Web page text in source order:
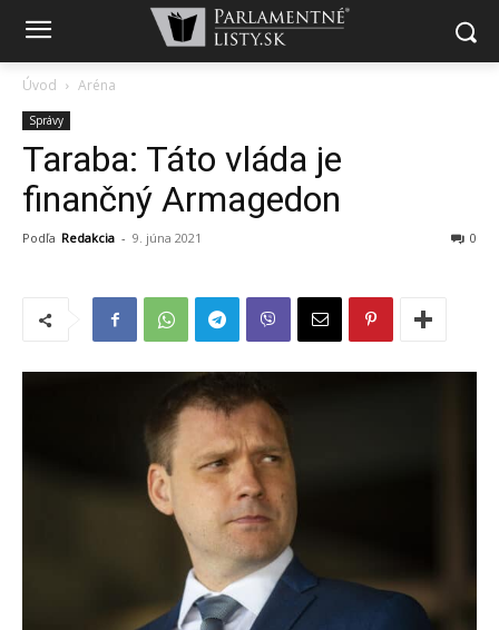
Úvod Aréna
Správy
Taraba: Táto vláda je
finančný Armagedon
Podľa Redakcia - 9. júna 2021 0